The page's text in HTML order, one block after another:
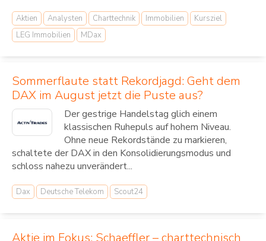
Aktien Analysten Charttechnik Immobilien
Kursziel
LEG Immobilien
MDax
Sommerflaute statt Rekordjagd: Geht dem
DAX im August jetzt die Puste aus?
Der gestrige Handelstag glich einem
klassischen Ruhepuls auf hohem Niveau.
Ohne neue Rekordstände zu markieren,
schaltete der DAX in den Konsolidierungsmodus und
schloss nahezu unverändert...
Dax Deutsche Telekom Scout24
Aktie im Fokus: Schaeffler – charttechnisch